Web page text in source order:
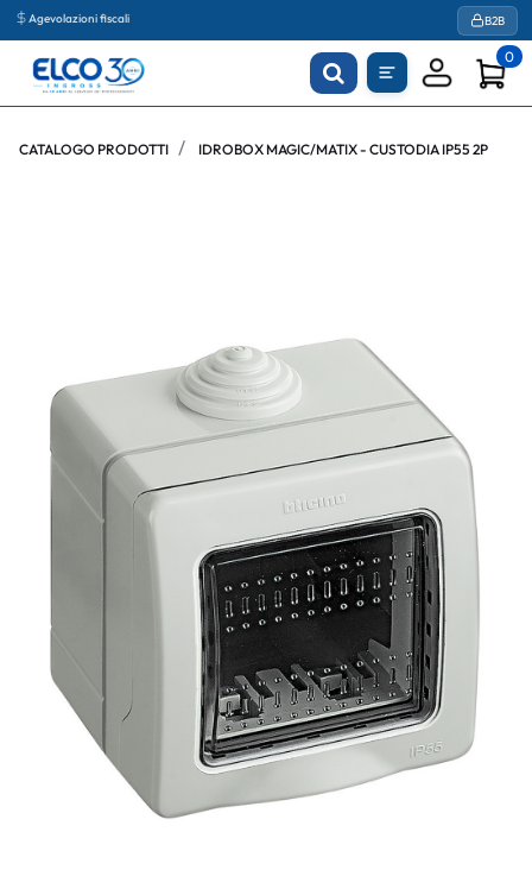
Agevolazioni fiscali B2B
0
CATALOGO PRODOTTI IDROBOX MAGIC/MATIX - CUSTODIA IP55 2P